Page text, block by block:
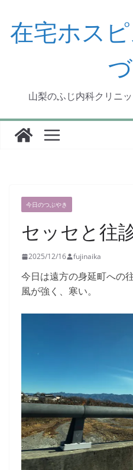
ッ
在宅ホス
山梨のふじ内科クリニ
今日のつぶやき
セッセと往
2025/12/16 fujinaika
今日は遠方の身延町への往
風が強く、寒い。